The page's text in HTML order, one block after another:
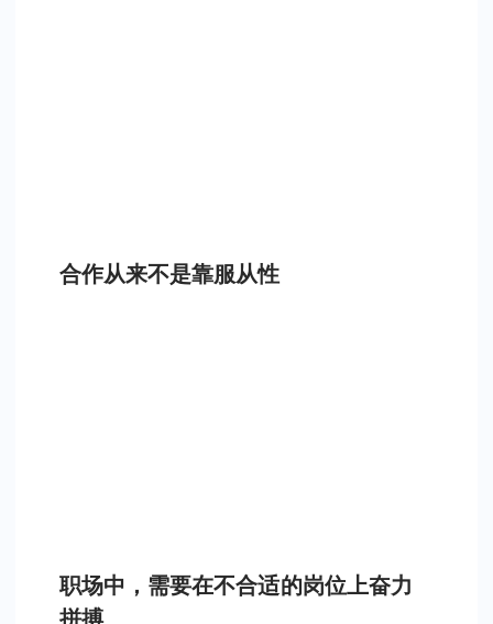
合作从来不是靠服从性
职场中，需要在不合适的岗位上奋力
拼搏